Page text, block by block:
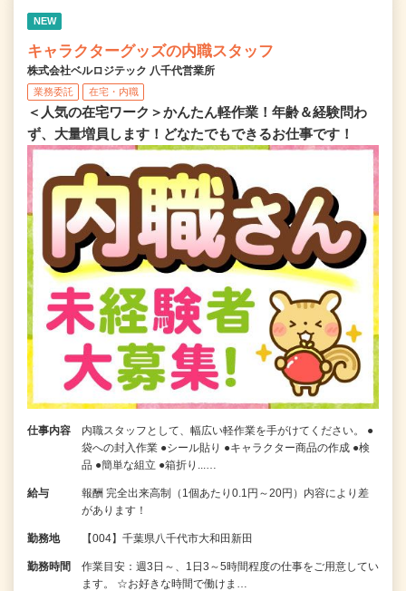
NEW
キャラクターグッズの内職スタッフ
株式会社ベルロジテック 八千代営業所
業務委託 在宅・内職
＜人気の在宅ワーク＞かんたん軽作業！年齢＆経験問わ
ず、大量増員します！どなたでもできるお仕事です！
仕事内容
内職スタッフとして、幅広い軽作業を手がけてください。 ●
袋への封入作業 ●シール貼り ●キャラクター商品の作成 ●検
品 ●簡単な組立 ●箱折り...…
給与
報酬 完全出来高制（1個あたり0.1円～20円）内容により差
があります！
勤務地 【004】千葉県八千代市大和田新田
勤務時間
作業目安：週3日～、1日3～5時間程度の仕事をご用意してい
ます。 ☆お好きな時間で働けま…